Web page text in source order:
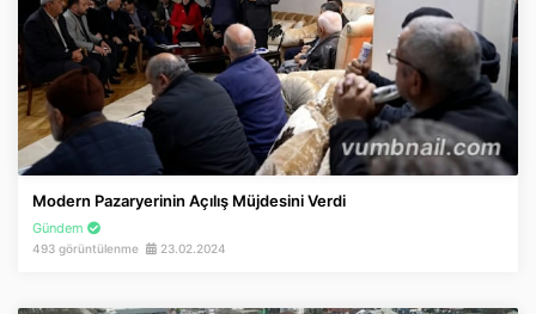
Kategoriler
Sosyal Medya
Youtube
Facebook
Modern Pazaryerinin Açılış Müjdesini Verdi
Gündem
493 görüntülenme 23.02.2024